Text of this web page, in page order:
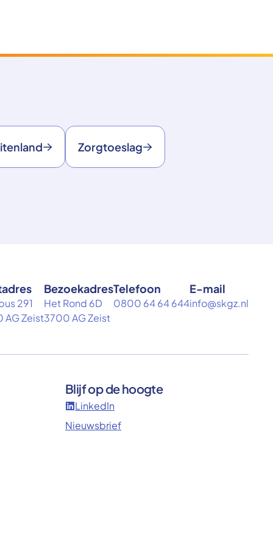
Zorgtoeslag
291
AG Zeist
Bezoekadres
Het Rond 6D
3700 AG Zeist
Telefoon
0800 64 64 644
E-mail
info@skgz.nl
Blijf op de hoogte
LinkedIn
Nieuwsbrief